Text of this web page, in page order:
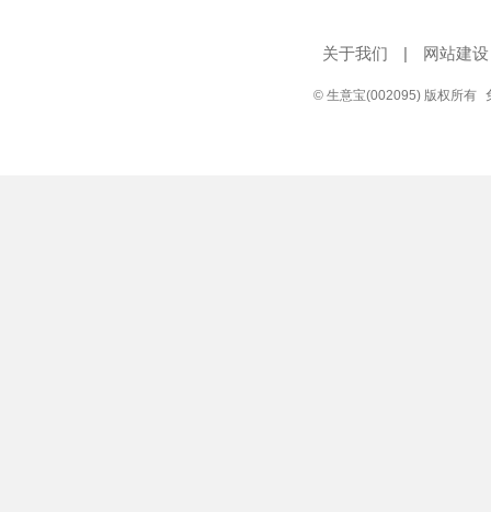
关于我们 | 网站建设
© 生意宝(002095) 版权所有